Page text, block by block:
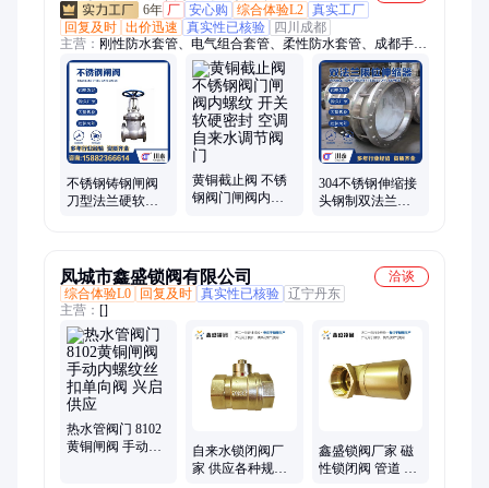
6年 厂 安心购 综合体验L2 真实工厂
回复及时 出价迅速 真实性已核验
四川成都
主营： 刚性防水套管、电气组合套管、柔性防水套管、成都手动
闸阀、钢制伸缩器、法兰蝶阀、人防密闭套管、电动气动阀门、
法兰软密封闸阀、可调式减压阀、集分水器、止回阀、过滤器、
阻尼减震器、排泥阀、过轨管、止水环、通气帽、截止阀、黄铜
阀门、法兰弯头、波纹补偿器、橡胶接头、排气阀
不锈钢铸钢闸阀
刀型法兰硬软密
黄铜截止阀 不锈
钢阀门闸阀内螺
304不锈钢伸缩接
头钢制双法兰限
凤城市鑫盛锁阀有限公司
洽谈
综合体验L0
回复及时 真实性已核验 辽宁丹东
主营： []
热水管阀门 8102
黄铜闸阀 手动内
自来水锁闭阀厂
家 供应各种规格
鑫盛锁阀厂家 磁
性锁闭阀 管道 闸